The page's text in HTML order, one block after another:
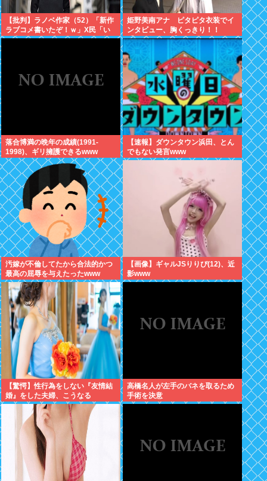
【批判】ラノベ作家（52）「新作
ラブコメ書いたぞ！ｗ」X民「い
い歳こいてラブコメ（笑）恥ずか
姫野美南アナ ピタピタ衣装でイ
ンタビュー、胸くっきり！！
【GIF動画あり】
落合博満の晩年の成績(1991-
1998)、ギリ擁護できるwww
【速報】ダウンタウン浜田、とん
でもない発言www
汚嫁が不倫してたから合法的かつ
最高の屈辱を与えたったwww
【画像】ギャルJSりりぴ(12)、近
影www
【驚愕】性行為をしない『友情結
婚』をした夫婦、こうなる
⇒･･･！！！
高橋名人が左手のバネを取るため
手術を決意